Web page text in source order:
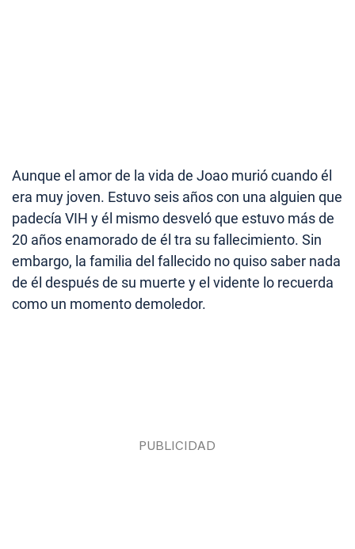
Aunque el amor de la vida de Joao murió cuando él
era muy joven. Estuvo seis años con una alguien que
padecía VIH y él mismo desveló que estuvo más de
20 años enamorado de él tra su fallecimiento. Sin
embargo, la familia del fallecido no quiso saber nada
de él después de su muerte y el vidente lo recuerda
como un momento demoledor.